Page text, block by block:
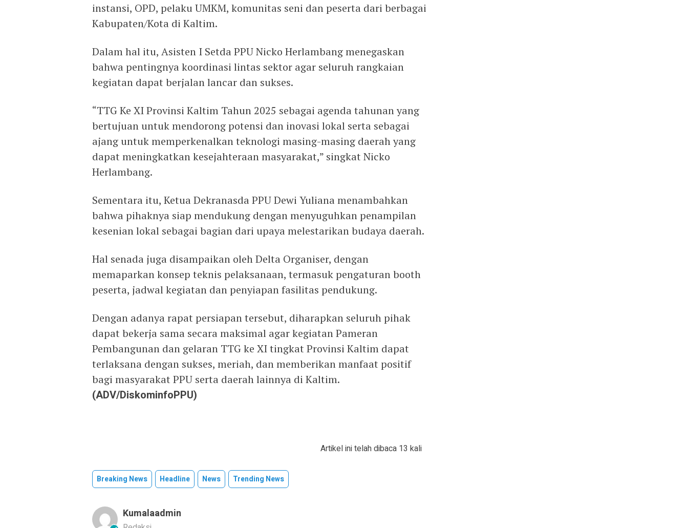
instansi, OPD, pelaku UMKM, komunitas seni dan peserta dari berbagai
Kabupaten/Kota di Kaltim.
Dalam hal itu, Asisten I Setda PPU Nicko Herlambang menegaskan
bahwa pentingnya koordinasi lintas sektor agar seluruh rangkaian
kegiatan dapat berjalan lancar dan sukses.
“TTG Ke XI Provinsi Kaltim Tahun 2025 sebagai agenda tahunan yang
bertujuan untuk mendorong potensi dan inovasi lokal serta sebagai
ajang untuk memperkenalkan teknologi masing-masing daerah yang
dapat meningkatkan kesejahteraan masyarakat,” singkat Nicko
Herlambang.
Sementara itu, Ketua Dekranasda PPU Dewi Yuliana menambahkan
bahwa pihaknya siap mendukung dengan menyuguhkan penampilan
kesenian lokal sebagai bagian dari upaya melestarikan budaya daerah.
Hal senada juga disampaikan oleh Delta Organiser, dengan
memaparkan konsep teknis pelaksanaan, termasuk pengaturan booth
peserta, jadwal kegiatan dan penyiapan fasilitas pendukung.
Dengan adanya rapat persiapan tersebut, diharapkan seluruh pihak
dapat bekerja sama secara maksimal agar kegiatan Pameran
Pembangunan dan gelaran TTG ke XI tingkat Provinsi Kaltim dapat
terlaksana dengan sukses, meriah, dan memberikan manfaat positif
bagi masyarakat PPU serta daerah lainnya di Kaltim.
(ADV/DiskominfoPPU)
Artikel ini telah dibaca 13 kali
Breaking News Headline News Trending News
Kumalaadmin